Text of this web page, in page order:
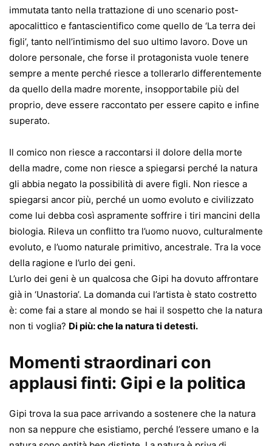
immutata tanto nella trattazione di uno scenario post-
apocalittico e fantascientifico come quello de ‘La terra dei
figli’, tanto nell’intimismo del suo ultimo lavoro. Dove un
dolore personale, che forse il protagonista vuole tenere
sempre a mente perché riesce a tollerarlo differentemente
da quello della madre morente, insopportabile più del
proprio, deve essere raccontato per essere capito e infine
superato.
Il comico non riesce a raccontarsi il dolore della morte
della madre, come non riesce a spiegarsi perché la natura
gli abbia negato la possibilità di avere figli. Non riesce a
spiegarsi ancor più, perché un uomo evoluto e civilizzato
come lui debba così aspramente soffrire i tiri mancini della
biologia. Rileva un conflitto tra l’uomo nuovo, culturalmente
evoluto, e l’uomo naturale primitivo, ancestrale. Tra la voce
della ragione e l’urlo dei geni.
L’urlo dei geni è un qualcosa che Gipi ha dovuto affrontare
già in ‘Unastoria’. La domanda cui l’artista è stato costretto
è: come fai a stare al mondo se hai il sospetto che la natura
non ti voglia? Di più: che la natura ti detesti.
Momenti straordinari con
applausi finti: Gipi e la politica
Gipi trova la sua pace arrivando a sostenere che la natura
non sa neppure che esistiamo, perché l’essere umano e la